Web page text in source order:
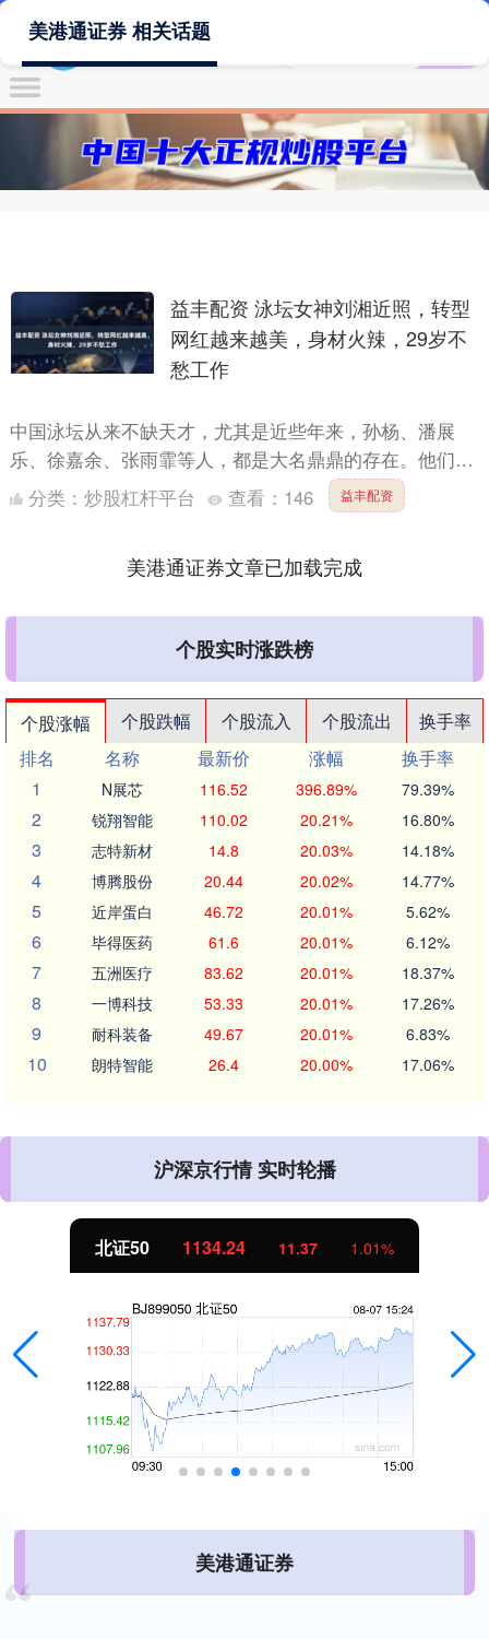
美港通证券 相关话题
益丰配资 泳坛女神刘湘近照，转型
网红越来越美，身材火辣，29岁不
愁工作
中国泳坛从来不缺天才，尤其是近些年来，孙杨、潘展
乐、徐嘉余、张雨霏等人，都是大名鼎鼎的存在。他们实
力强大，成绩出众，在世界大赛上也是表现出色。说到女
子泳队，还有....
分类： 炒股杠杆平台 查看： 146 益丰配资
美港通证券文章已加载完成
个股实时涨跌榜
个股涨幅 个股跌幅 个股流入 个股流出
换手率
排名
名称 最新价 涨幅
换手率
1
N展芯 116.52 396.89% 79.39%
2 锐翔智能 110.02 20.21% 16.80%
3 志特新材 14.8 20.03% 14.18%
4 博腾股份 20.44 20.02% 14.77%
5 近岸蛋白 46.72 20.01% 5.62%
6 毕得医药 61.6 20.01% 6.12%
7 五洲医疗 83.62 20.01% 18.37%
8 一博科技 53.33 20.01% 17.26%
9 耐科装备 49.67 20.01% 6.83%
10 朗特智能 26.4 20.00% 17.06%
沪深京行情 实时轮播
北证50 1134.24 11.37 1.01%
美港通证券